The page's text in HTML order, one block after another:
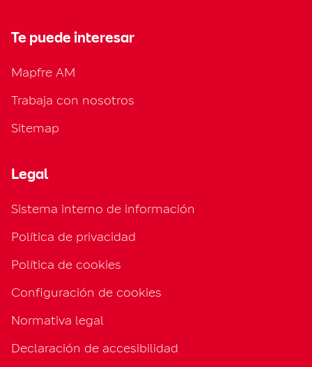
Te puede interesar
Mapfre AM
Trabaja con nosotros
Sitemap
Legal
Sistema interno de información
Política de privacidad
Política de cookies
Configuración de cookies
Normativa legal
Declaración de accesibilidad